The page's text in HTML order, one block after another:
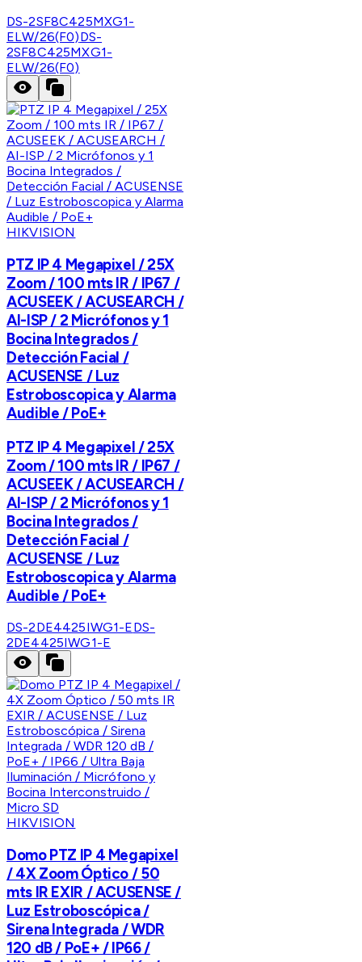
DS-2SF8C425MXG1-
ELW/26(F0)DS-
2SF8C425MXG1-
ELW/26(F0)
HIKVISION
PTZ IP 4 Megapixel / 25X
Zoom / 100 mts IR / IP67 /
ACUSEEK / ACUSEARCH /
AI-ISP / 2 Micrófonos y 1
Bocina Integrados /
Detección Facial /
ACUSENSE / Luz
Estroboscopica y Alarma
Audible / PoE+
PTZ IP 4 Megapixel / 25X
Zoom / 100 mts IR / IP67 /
ACUSEEK / ACUSEARCH /
AI-ISP / 2 Micrófonos y 1
Bocina Integrados /
Detección Facial /
ACUSENSE / Luz
Estroboscopica y Alarma
Audible / PoE+
DS-2DE4425IWG1-EDS-
2DE4425IWG1-E
HIKVISION
Domo PTZ IP 4 Megapixel
/ 4X Zoom Óptico / 50
mts IR EXIR / ACUSENSE /
Luz Estroboscópica /
Sirena Integrada / WDR
120 dB / PoE+ / IP66 /